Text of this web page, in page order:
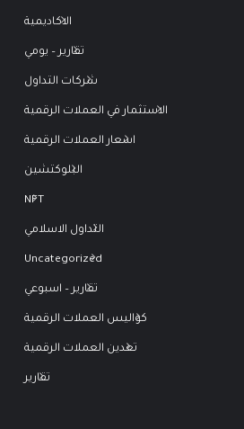
الاكاديمية
تقارير – يومي
شركات التداول
الاستثمار في العملات الرقمية
اسعار العملات الرقمية
البلوكتشين
NFT
التداول الاسلامي
Uncategorized
تقارير – اسبوعي
كواليس العملات الرقمية
تعدين العملات الرقمية
تقارير